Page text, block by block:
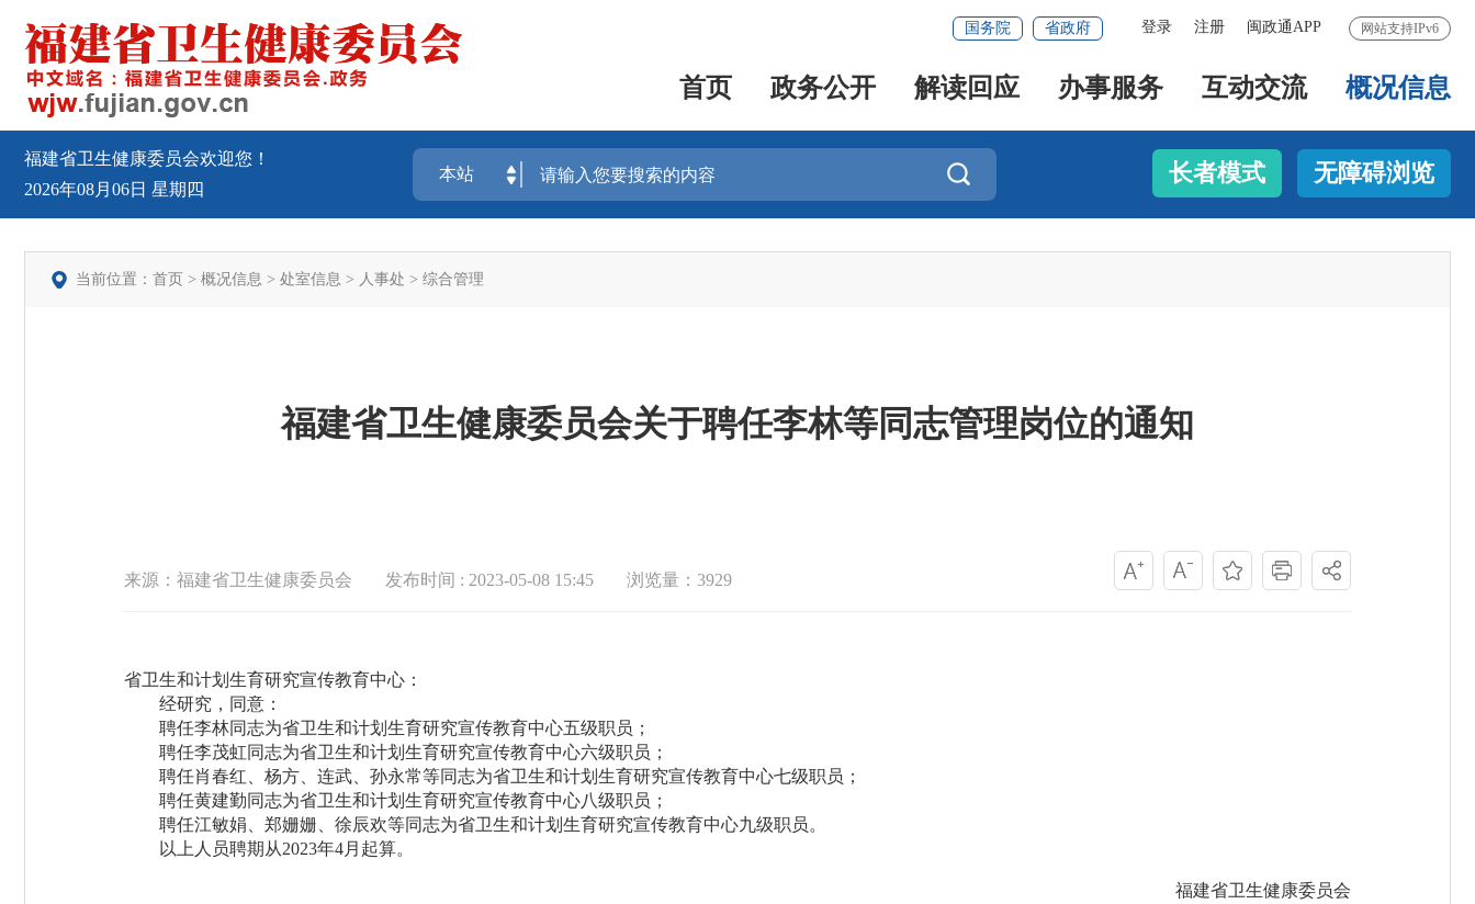
网站支持IPv6
登录 注册 闽政通APP
国务院 省政府
首页 政务公开 解读回应 办事服务 互动交流 概况信息
福建省卫生健康委员会欢迎您！
2026年08月06日 星期四
 长者模式 无障碍浏览
当前位置： 首页 > 概况信息 > 处室信息 > 人事处 > 综合管理
福建省卫生健康委员会关于聘任李林等同志管理岗位的通知
来源：福建省卫生健康委员会 发布时间 : 2023-05-08 15:45 浏览量：3929
省卫生和计划生育研究宣传教育中心：
经研究，同意：
聘任李林同志为省卫生和计划生育研究宣传教育中心五级职员；
聘任李茂虹同志为省卫生和计划生育研究宣传教育中心六级职员；
聘任肖春红、杨方、连武、孙永常等同志为省卫生和计划生育研究宣传教育中心七级职员；
聘任黄建勤同志为省卫生和计划生育研究宣传教育中心八级职员；
聘任江敏娟、郑姗姗、徐辰欢等同志为省卫生和计划生育研究宣传教育中心九级职员。
以上人员聘期从2023年4月起算。
福建省卫生健康委员会